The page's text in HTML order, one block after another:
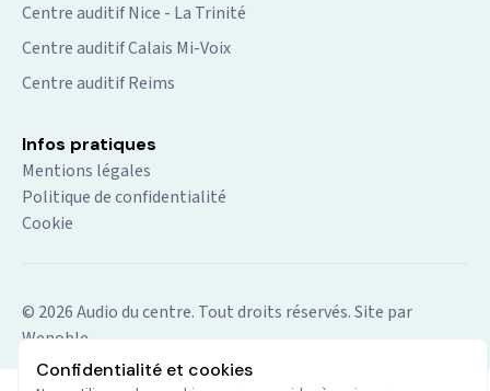
Confidentialité et cookies
Infos pratiques
Mentions légales
Politique de confidentialité
Cookie
Centre auditif Nice - La Trinité
Centre auditif Calais Mi-Voix
Centre auditif Reims
© 2026 Audio du centre. Tout droits réservés.Site par
Wenoble